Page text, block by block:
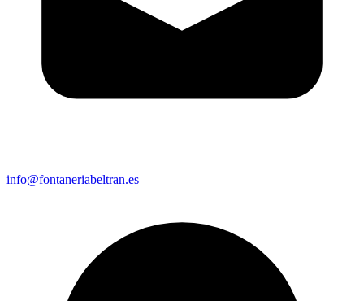
info@fontaneriabeltran.es